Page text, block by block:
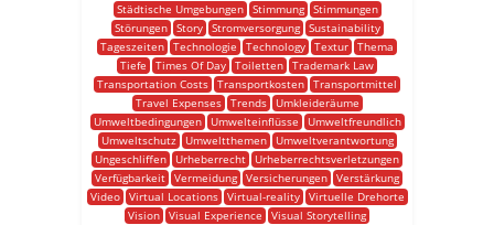
Städtische Umgebungen
Stimmung
Stimmungen
Störungen
Story Stromversorgung
Sustainability
Tageszeiten Technologie Technology Textur Thema
Tiefe
Times Of Day Toiletten Trademark Law
Transportation Costs Transportkosten Transportmittel
Travel Expenses
Trends
Umkleideräume
Umweltbedingungen
Umwelteinflüsse
Umweltfreundlich
Umweltschutz
Umweltthemen
Umweltverantwortung
Ungeschliffen
Urheberrecht
Urheberrechtsverletzungen
Verfügbarkeit Vermeidung Versicherungen Verstärkung
Video
Virtual Locations Virtual-reality
Virtuelle Drehorte
Vision Visual Experience
Visual Storytelling